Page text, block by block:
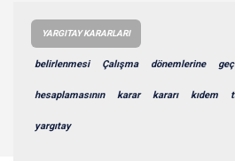
YARGITAY KARARLARI
belirlenmesi Çalışma dönemlerine
hesaplamasının karar kararı kıdem
yargıtay